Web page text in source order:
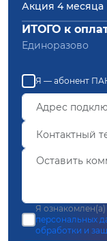
Акция 4 месяца
ИТОГО к
Единоразово
Я — абонент
Я
персональных
обработки и